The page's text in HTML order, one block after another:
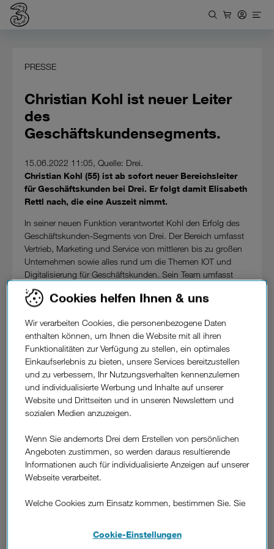
PRESSE
Christian Kohl ist neuer Leiter
des
Geschäftskundensegments.
15.06.2022 11:05, Quelle: Drei.
Christian Kohl (55) ist ab sofort neuer Bereichsleiter
für Geschäftskunden bei Drei. Er folgt damit Elisabeth
Rettl nach, die eine Auszeit nimmt.
In seiner neuen Funktion verantwortet Kohl den Erfolg des
Geschäftskunden-Segments von Drei. Der Bereich umfasst
Vertrieb, Marketing und Service von mittleren bis zu großen
Unternehmen sowie alles rund um die Themen IOT und
Digitalisierung für Geschäftskunden. Sein Team umfasst
rund 200 Mitarbeiter. Er berichtet direkt an den neuen Chief
Commercial Officer Günter Lischka.
Christian Kohl verfügt über langjährige Erfahrung im B2B
Bereich. Sales- und Bid Management sowie Machine to
Machine Lösungen zählen zu seinen Fachgebieten.
Expertise im Geschäftskunden- und Vertriebsbereich konnte
er bei mehreren Telekommunikationsanbietern sammeln.
Seit Dezember 2013 ist er Head of Business Sales bei Drei.
Verständnis für die Anforderungen sind mir persönlich und
Ich bin zuversichtlich, dass wir den Wachstumskurs von Drei
im Geschäftskundenbereich mit maßgeschneiderten
SD-WAN und LoRaWAN in den kommenden Jahren noch
Drei CCO Günter Lischka: “Christian Kohl kennt die
Cookies helfen Ihnen & uns
Wir verarbeiten Cookies, die personenbezogene Daten
enthalten können, um Ihnen die Website mit all ihren
Funktionalitäten zur Verfügung zu stellen, ein optimales
Einkaufserlebnis zu bieten, unsere Services bereitzustellen
und zu verbessern, Ihr Nutzungsverhalten kennenzulernen
und individualisierte Werbung und Inhalte auf unserer
Website und Drittseiten und in unseren Newslettern und
sozialen Medien anzuzeigen.
Wenn Sie andernorts Drei dem Erstellen von persönlichen
Angeboten zustimmen, so werden daraus resultierende
Informationen auch für individualisierte Anzeigen auf unserer
Webseite verarbeitet.
Welche Cookies zum Einsatz kommen, bestimmen Sie. Sie
Cookie-Einstellungen